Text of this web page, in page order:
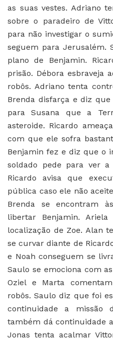
as suas vestes. Adriano
sobre o paradeiro de
para não investigar o
seguem para Jerusalém.
plano de Benjamin.
prisão. Débora esbraveja
robôs. Adriano tenta
Brenda disfarça e diz
para Susana que a
asteroide. Ricardo
com que ele sofra
Benjamin fez e diz que o
soldado pede para ver
Ricardo avisa que
pública caso ele não
Brenda se encontram
libertar Benjamin.
localização de Zoe. Alan
se curvar diante de
e Noah conseguem se
Saulo se emociona com
Oziel e Marta
robôs. Saulo diz que foi
continuidade a missão
também dá continuidade
Jonas tenta acalmar